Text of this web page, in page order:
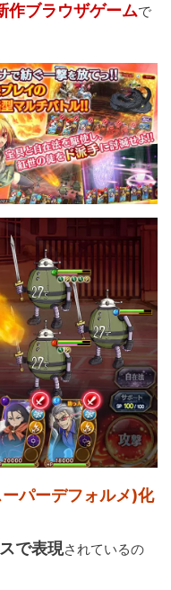
作ブラウザゲームで
パーデフォルメ)化
で表現されているの